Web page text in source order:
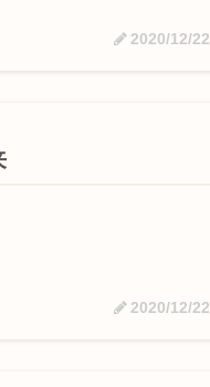
2020/12/22
2020/12/22